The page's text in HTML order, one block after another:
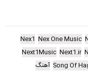
Nex One Music
Nex1
Next1.ir
Next1Music
Song Of آهنگ